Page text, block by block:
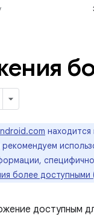
более доступными
доступным